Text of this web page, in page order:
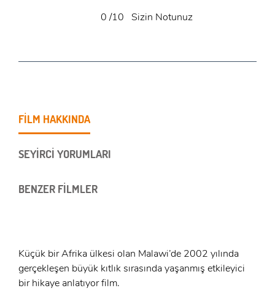
0/10 Sizin Notunuz
FİLM HAKKINDA
SEYİRCİ YORUMLARI
BENZER FİLMLER
Küçük bir Afrika ülkesi olan Malawi’de 2002 yılında
gerçekleşen büyük kıtlık sırasında yaşanmış etkileyici
bir hikaye anlatıyor film.